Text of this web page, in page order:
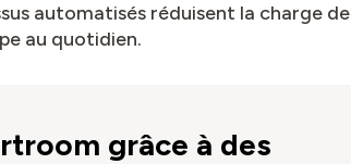
automatisés réduisent la charge de
au quotidien.
grâce à des